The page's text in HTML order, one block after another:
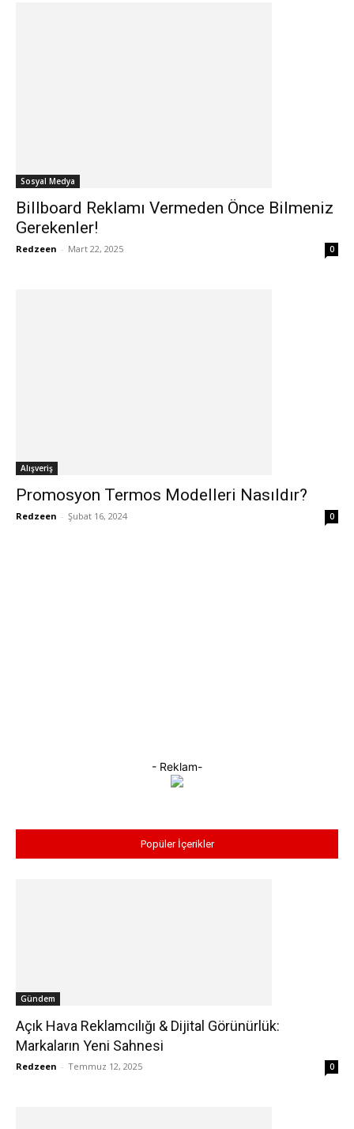
Sosyal Medya
Billboard Reklamı Vermeden Önce Bilmeniz
Gerekenler!
Redzeen - Mart 22, 2025 0
Alışveriş
Promosyon Termos Modelleri Nasıldır?
Redzeen - Şubat 16, 2024 0
- Reklam-
Popüler İçerikler
Gündem
Açık Hava Reklamcılığı & Dijital Görünürlük:
Markaların Yeni Sahnesi
Redzeen - Temmuz 12, 2025 0